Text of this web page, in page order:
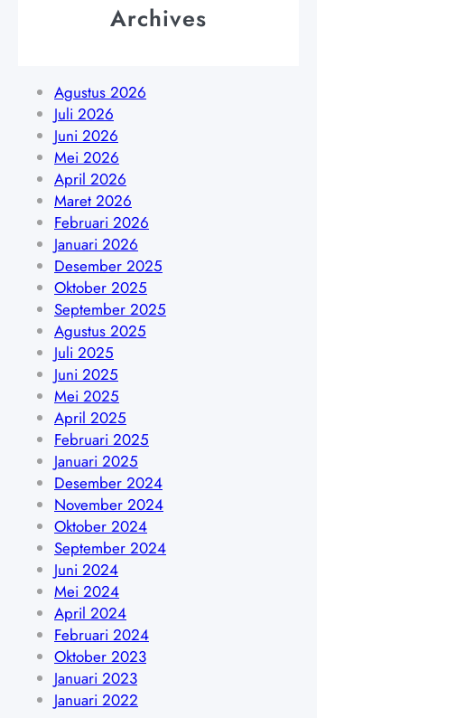
Archives
Agustus 2026
Juli 2026
Juni 2026
Mei 2026
April 2026
Maret 2026
Februari 2026
Januari 2026
Desember 2025
Oktober 2025
September 2025
Agustus 2025
Juli 2025
Juni 2025
Mei 2025
April 2025
Februari 2025
Januari 2025
Desember 2024
November 2024
Oktober 2024
September 2024
Juni 2024
Mei 2024
April 2024
Februari 2024
Oktober 2023
Januari 2023
Januari 2022